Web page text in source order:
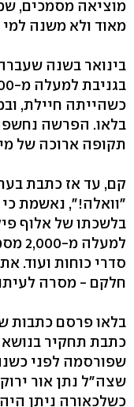
מוציאה מסמכים,
מאוד ולא משנה
בינואר בשנה
כשהייתה חיילת,
בלאו. הפרשה
תקופה ארוכה של
קם, עד אז כתבת
"וואלה!", נאשמת
בלשכתו של אלוף
סדרי כוחות ועוד.
חלקם - מסרה
בלאו פרסם כתבות
כתבת תחקיר
שפורסמה לפני
שצה"ל נתן אור
כשלכאורה ניתן